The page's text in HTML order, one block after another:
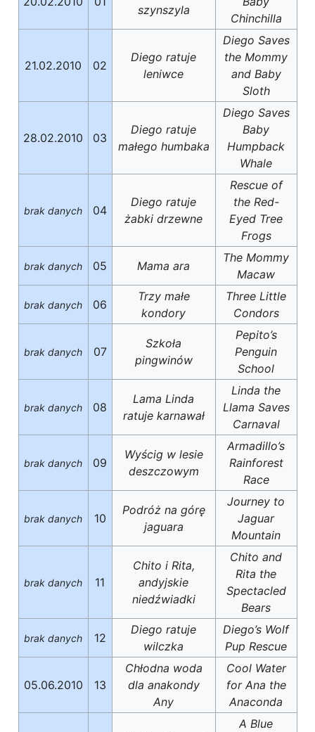
szynszyla
Chinchilla
21.02.2010 02
Diego ratuje
leniwce
Diego Saves
the Mommy
and Baby
Sloth
28.02.2010 03
Diego ratuje
małego humbaka
Diego Saves
Baby
Humpback
Whale
brak danych 04
Diego ratuje
żabki drzewne
Rescue of
the Red-
Eyed Tree
Frogs
brak danych 05 Mama ara
The Mommy
Macaw
brak danych 06
Trzy małe
kondory
Three Little
Condors
brak danych 07
Szkoła
pingwinów
Pepito’s
Penguin
School
brak danych 08
Lama Linda
ratuje karnawał
Linda the
Llama Saves
Carnaval
brak danych 09
Wyścig w lesie
deszczowym
Armadillo’s
Rainforest
Race
brak danych 10
Podróż na górę
jaguara
Journey to
Jaguar
Mountain
brak danych 11
Chito i Rita,
andyjskie
niedźwiadki
Chito and
Rita the
Spectacled
Bears
brak danych 12
Diego ratuje
wilczka
Diego’s Wolf
Pup Rescue
05.06.2010 13
Chłodna woda
dla anakondy
Any
Cool Water
for Ana the
Anaconda
A Blue